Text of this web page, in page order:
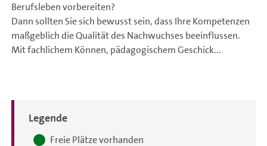
Berufsleben vorbereiten?
Dann sollten Sie sich bewusst sein, dass Ihre Kompetenzen
maßgeblich die Qualität des Nachwuchses beeinflussen.
Mit fachlichem Können, pädagogischem Geschick...
Terminauswahl
Legende
Freie Plätze vorhanden